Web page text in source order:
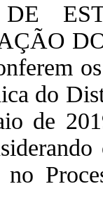
do
de